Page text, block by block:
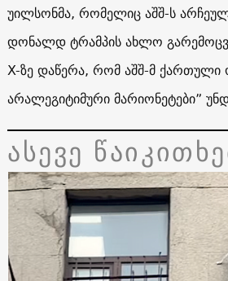
უილსონმა, რომელიც აშშ-ს
დონალდ ტრამპის ახლო
X-ზე დაწერა, რომ აშშ-მ ქართული
არალეგიტიმური მარიონეტები”
ასევე